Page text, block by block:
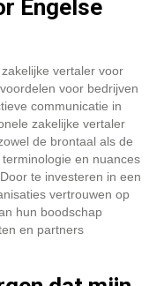
Engelse
vertaler voor
voor bedrijven
communicatie in
zakelijke vertaler
de brontaal als de
en nuances
te investeren in een
vertrouwen op
hun boodschap
en partners